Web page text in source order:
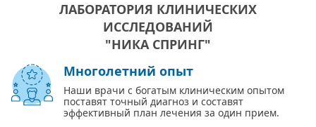
ЛАБОРАТОРИЯ КЛИНИЧЕСКИХ
ИССЛЕДОВАНИЙ
"НИКА СПРИНГ"
Многолетний опыт
Наши врачи с богатым клиническим опытом
поставят точный диагноз и составят
эффективный план лечения за один прием.